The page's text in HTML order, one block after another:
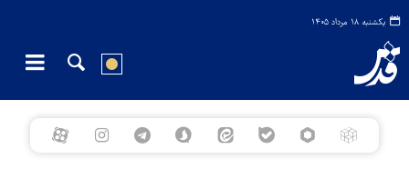
یکشنبه ۱۸ مرداد ۱۴۰۵